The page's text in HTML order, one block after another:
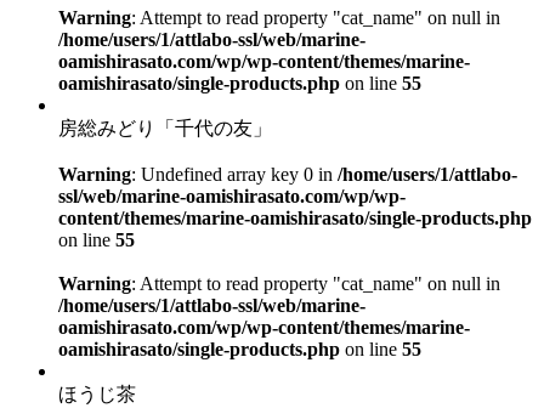
Warning: Attempt to read property "cat_name" on null in
/home/users/1/attlabo-ssl/web/marine-
oamishirasato.com/wp/wp-content/themes/marine-
oamishirasato/single-products.php on line 55
房総みどり「千代の友」
Warning: Undefined array key 0 in /home/users/1/attlabo-
ssl/web/marine-oamishirasato.com/wp/wp-
content/themes/marine-oamishirasato/single-products.php
on line 55
Warning: Attempt to read property "cat_name" on null in
/home/users/1/attlabo-ssl/web/marine-
oamishirasato.com/wp/wp-content/themes/marine-
oamishirasato/single-products.php on line 55
ほうじ茶